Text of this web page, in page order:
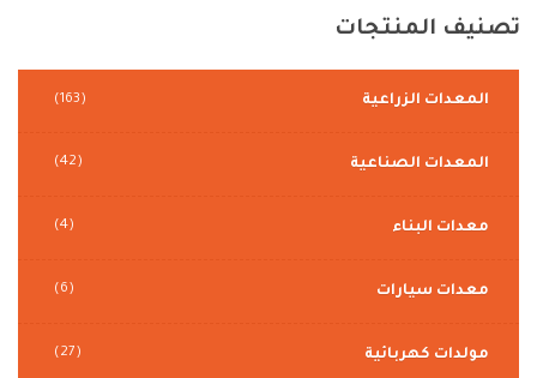
تصنيف المنتجات
المعدات الزراعية (163)
المعدات الصناعية (42)
معدات البناء (4)
معدات سيارات (6)
مولدات كهربائية (27)